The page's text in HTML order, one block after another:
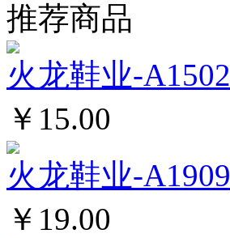
推荐商品
火龙鞋业-A1502
￥15.00
火龙鞋业-A1909
￥19.00